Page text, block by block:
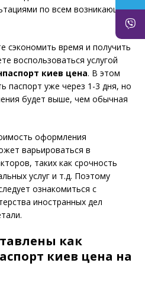
по всем возникающим
сэкономить время и получить
воспользоваться услугой
киев цена. В этом
паспорт уже через 1-3 дня, но
будет выше, чем обычная
оформления
варьироваться в
таких как срочность
услуг и т.д. Поэтому
ознакомиться с
иностранных дел
как
киев цена на